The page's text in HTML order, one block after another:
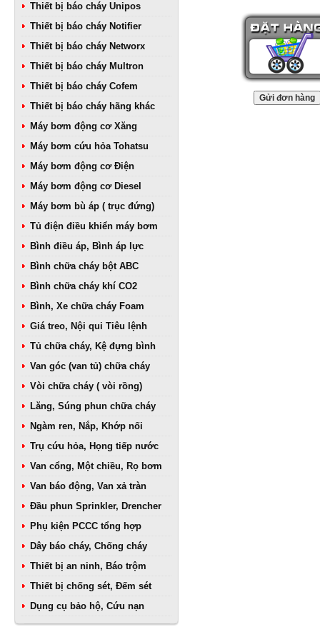
Thiết bị báo cháy Unipos
Thiết bị báo cháy Notifier
Thiết bị báo cháy Networx
Thiết bị báo cháy Multron
Thiết bị báo cháy Cofem
Thiết bị báo cháy hãng khác
Máy bơm động cơ Xăng
Máy bơm cứu hỏa Tohatsu
Máy bơm động cơ Điện
Máy bơm động cơ Diesel
Máy bơm bù áp ( trục đứng)
Tủ điện điều khiển máy bơm
Bình điều áp, Bình áp lực
Bình chữa cháy bột ABC
Bình chữa cháy khí CO2
Bình, Xe chữa cháy Foam
Giá treo, Nội qui Tiêu lệnh
Tủ chữa cháy, Kệ đựng bình
Van góc (van tủ) chữa cháy
Vòi chữa cháy ( vòi rồng)
Lăng, Súng phun chữa cháy
Ngàm ren, Nắp, Khớp nối
Trụ cứu hỏa, Họng tiếp nước
Van cổng, Một chiều, Rọ bơm
Van báo động, Van xả tràn
Đầu phun Sprinkler, Drencher
Phụ kiện PCCC tổng hợp
Dây báo cháy, Chống cháy
Thiết bị an ninh, Báo trộm
Thiết bị chống sét, Đếm sét
Dụng cụ bảo hộ, Cứu nạn